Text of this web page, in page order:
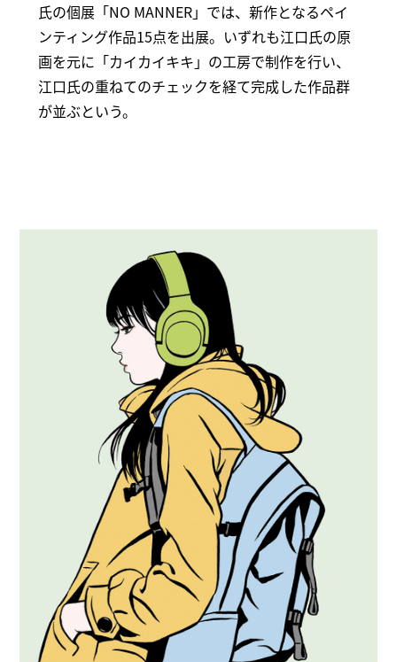
氏の個展「NO MANNER」では、新作となるペイ
ンティング作品15点を出展。いずれも江口氏の原
画を元に「カイカイキキ」の工房で制作を行い、
江口氏の重ねてのチェックを経て完成した作品群
が並ぶという。